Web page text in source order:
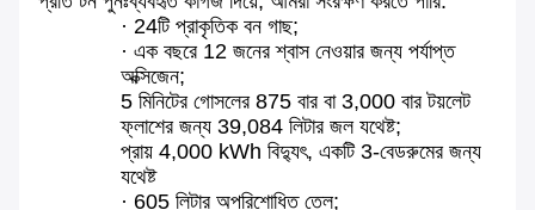
· 24টি প্রাকৃতিক বন গাছ;
· এক বছরে 12 জনের শ্বাস নেওয়ার জন্য পর্যাপ্ত
অক্সিজেন;
5 মিনিটের গোসলের 875 বার বা 3,000 বার টয়লেট
ফ্লাশের জন্য 39,084 লিটার জল যথেষ্ট;
প্রায় 4,000 kWh বিদ্যুৎ, একটি 3-বেডরুমের জন্য
যথেষ্ট
· 605 লিটার অপরিশোধিত তেল;